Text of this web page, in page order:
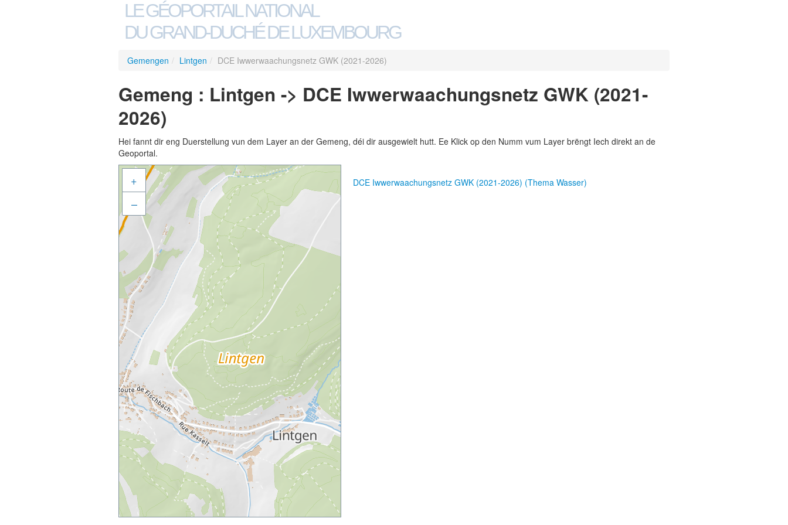
LE GÉOPORTAIL NATIONAL
DU GRAND-DUCHÉ DE LUXEMBOURG
Gemengen / Lintgen / DCE Iwwerwaachungsnetz GWK (2021-2026)
Gemeng : Lintgen -> DCE Iwwerwaachungsnetz GWK (2021-
2026)
Hei fannt dir eng Duerstellung vun dem Layer an der Gemeng, déi dir ausgewielt hutt. Ee Klick op den Numm vum Layer brëngt Iech direkt an de
Geoportal.
+
–
DCE Iwwerwaachungsnetz GWK (2021-2026) (Thema Wasser)